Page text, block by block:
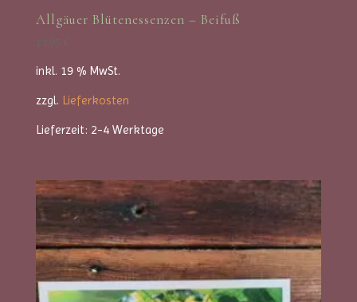
Allgäuer Blütenessenzen – Beifuß
17,95 €
inkl. 19 % MwSt.
zzgl. Lieferkosten
Lieferzeit: 2-4 Werktage